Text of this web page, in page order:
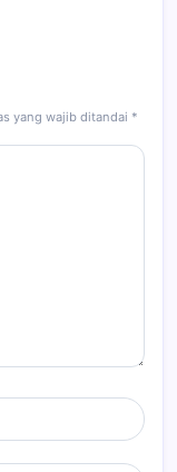
yang wajib ditandai *